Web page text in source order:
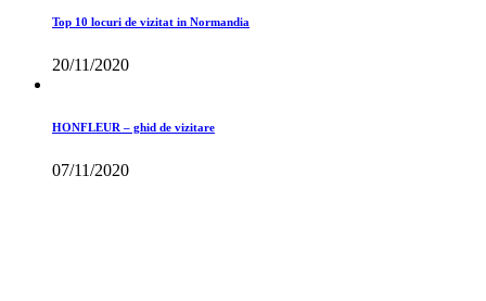
Top 10 locuri de vizitat in Normandia
20/11/2020
HONFLEUR – ghid de vizitare
07/11/2020